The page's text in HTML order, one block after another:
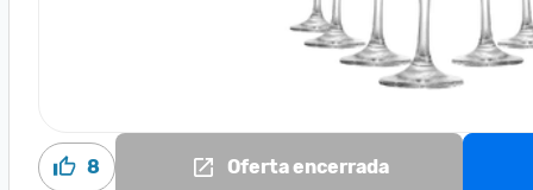
8 Oferta encerrada